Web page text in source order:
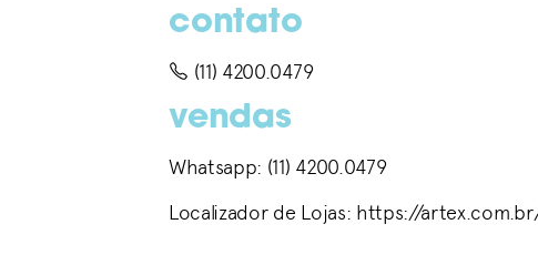
contato
(11) 4200.0479
vendas
Whatsapp: (11) 4200.0479
Localizador de Lojas: https://